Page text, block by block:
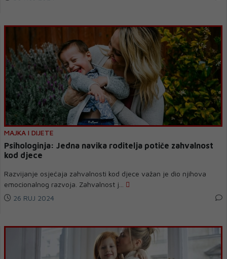
MAJKA I DIJETE
Psihologinja: Jedna navika roditelja potiče zahvalnost
kod djece
Razvijanje osjećaja zahvalnosti kod djece važan je dio njihova
emocionalnog razvoja. Zahvalnost j...
26 RUJ 2024